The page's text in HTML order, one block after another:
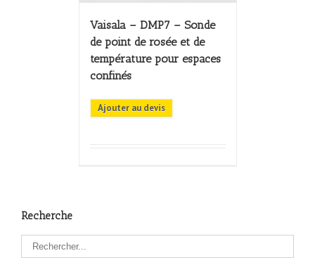
Vaisala – DMP7 – Sonde
de point de rosée et de
température pour espaces
confinés
Ajouter au devis
Recherche